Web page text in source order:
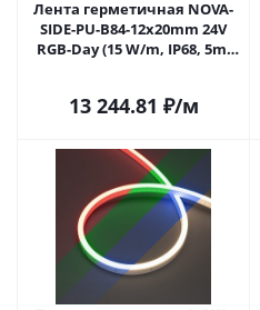
Лента герметичная NOVA-
SIDE-PU-B84-12x20mm 24V
RGB-Day (15 W/m, IP68, 5m,
13 244.81 ₽/м